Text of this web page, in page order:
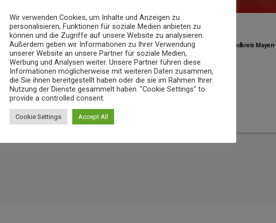
koveb erweitert
NEWS
Niedrigwasser belastet Gewässer im Landkreis Mayen-
Koblenz
today 7. AUGUST 2026
Wir verwenden Cookies, um Inhalte und Anzeigen zu
personalisieren, Funktionen für soziale Medien anbieten zu
können und die Zugriffe auf unsere Website zu analysieren.
Außerdem geben wir Informationen zu Ihrer Verwendung
unserer Website an unsere Partner für soziale Medien,
Werbung und Analysen weiter. Unsere Partner führen diese
Informationen möglicherweise mit weiteren Daten zusammen,
die Sie ihnen bereitgestellt haben oder die sie im Rahmen Ihrer
Nutzung der Dienste gesammelt haben. "Cookie Settings" to
provide a controlled consent.
Cookie Settings Accept All